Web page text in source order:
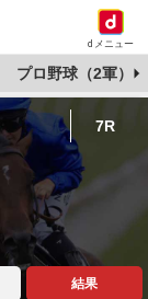
dメニュー
プロ野球（2軍）
7R
結果